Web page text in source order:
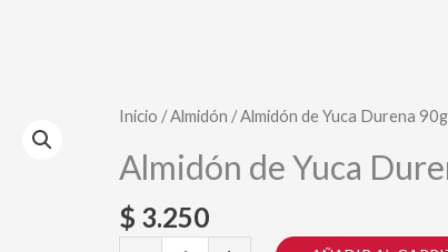
Inicio /Almidón / Almidón de Yuca Durena 90g
Almidón de Yuca
$ 3.250